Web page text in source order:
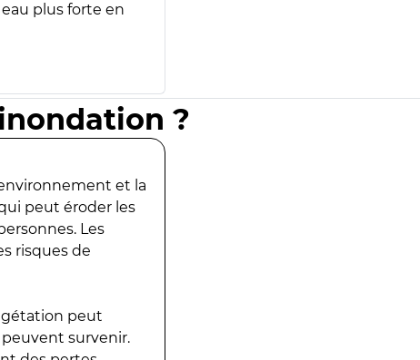
plus forte en
?
et la
peut éroder les
Les
risques de
peut
survenir.